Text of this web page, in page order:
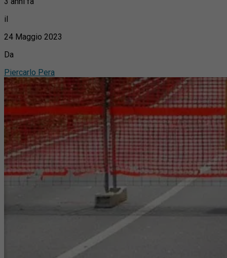
il
24 Maggio 2023
Da
Piercarlo Pera